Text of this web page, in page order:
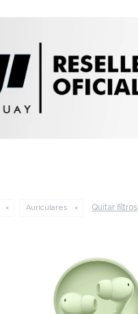
Auriculares Quitar filtros